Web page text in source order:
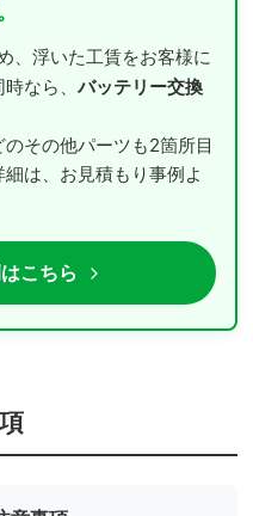
、浮いた工賃をお客様に
なら、 バッテリー交換
その他パーツも2箇所目
は、お見積もり事例よ
こちら